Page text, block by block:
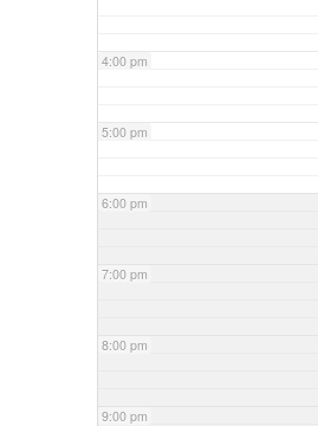
4:00 pm
5:00 pm
6:00 pm
7:00 pm
8:00 pm
9:00 pm